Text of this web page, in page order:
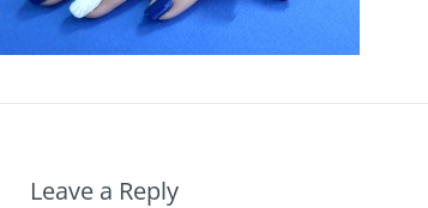
Leave a Reply